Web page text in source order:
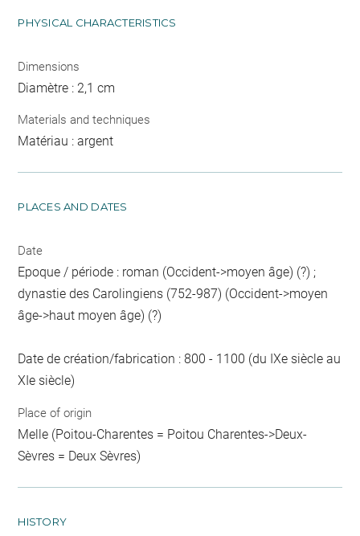
PHYSICAL CHARACTERISTICS
Dimensions
Diamètre : 2,1 cm
Materials and techniques
Matériau : argent
PLACES AND DATES
Date
Epoque / période : roman (Occident->moyen âge) (?) ;
dynastie des Carolingiens (752-987) (Occident->moyen
âge->haut moyen âge) (?)
Date de création/fabrication : 800 - 1100 (du IXe siècle au
XIe siècle)
Place of origin
Melle (Poitou-Charentes = Poitou Charentes->Deux-
Sèvres = Deux Sèvres)
HISTORY